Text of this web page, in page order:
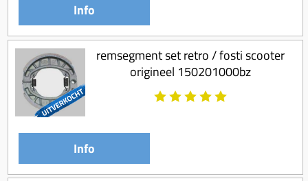
Info
remsegment set retro / fosti scooter
origineel 150201000bz
Info